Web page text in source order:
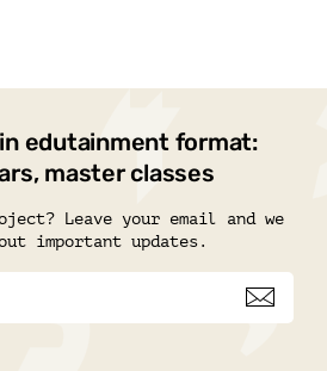
edutainment format:
master classes
Leave your email and we
important updates.